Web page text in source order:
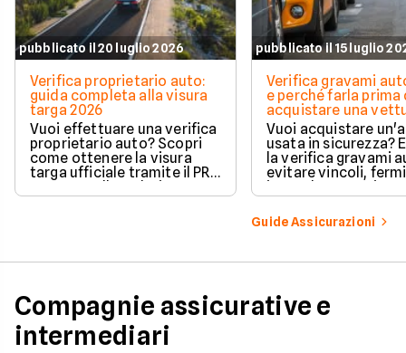
pubblicato il 20 luglio 2026
Verifica proprietario auto:
guida completa alla visura
targa 2026
Vuoi effettuare una verifica
proprietario auto? Scopri
come ottenere la visura
targa ufficiale tramite il PRA
vincoli in totale sicurezza.
pubblicato il 15 luglio
Verifica gravami
e perché farla prima
acquistare una
Vuoi acquistare
usata in sicurezza?
la verifica gravami
evitare vincoli,
tutelare il tuo
Guide Assicurazioni
Compagnie assicurative e
intermediari